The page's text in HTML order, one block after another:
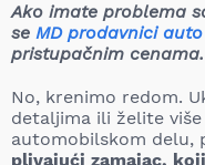
Ako imate problema
se MD prodavnici
pristupačnim cenama.
No, krenimo redom.
detaljima ili želite
automobilskom delu,
plivajući zamajac,